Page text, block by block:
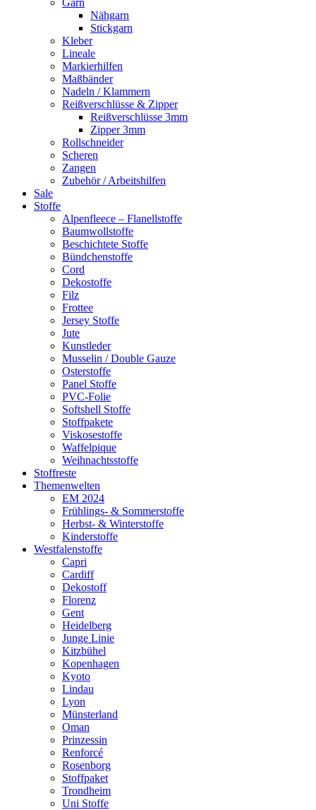
Garn
Nähgarn
Stickgarn
Kleber
Lineale
Markierhilfen
Maßbänder
Nadeln / Klammern
Reißverschlüsse & Zipper
Reißverschlüsse 3mm
Zipper 3mm
Rollschneider
Scheren
Zangen
Zubehör / Arbeitshilfen
Sale
Stoffe
Alpenfleece – Flanellstoffe
Baumwollstoffe
Beschichtete Stoffe
Bündchenstoffe
Cord
Dekostoffe
Filz
Frottee
Jersey Stoffe
Jute
Kunstleder
Musselin / Double Gauze
Osterstoffe
Panel Stoffe
PVC-Folie
Softshell Stoffe
Stoffpakete
Viskosestoffe
Waffelpique
Weihnachtsstoffe
Stoffreste
Themenwelten
EM 2024
Frühlings- & Sommerstoffe
Herbst- & Winterstoffe
Kinderstoffe
Westfalenstoffe
Capri
Cardiff
Dekostoff
Florenz
Gent
Heidelberg
Junge Linie
Kitzbühel
Kopenhagen
Kyoto
Lindau
Lyon
Münsterland
Oman
Prinzessin
Renforcé
Rosenborg
Stoffpaket
Trondheim
Uni Stoffe